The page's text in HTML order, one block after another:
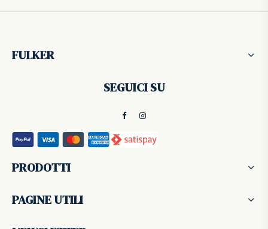
FULKER
SEGUICI SU
PRODOTTI
PAGINE UTILI